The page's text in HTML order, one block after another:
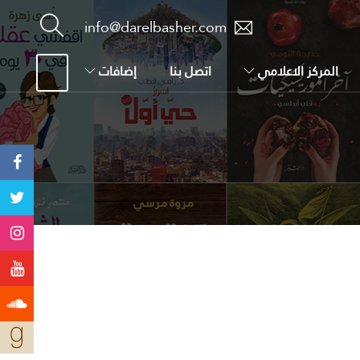
info@darelbasher.com
المركز الاعلامي اتصل بنا إضافات